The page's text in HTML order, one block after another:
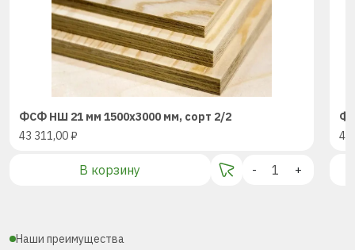
ФСФ НШ 21 мм 1500х3000 мм, сорт 2/2
43 311,00₽
В корзину - +
43
Наши преимущества